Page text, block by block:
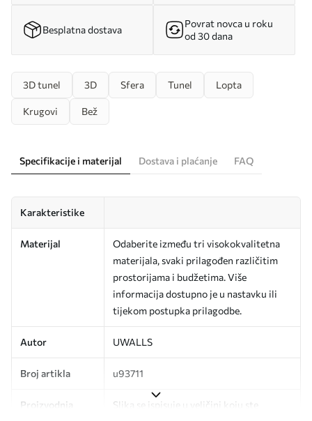
Besplatna dostava
Povrat novca u roku
od 30 dana
3D tunel 3D Sfera Tunel Lopta
Krugovi Bež
Specifikacije i materijal Dostava i plaćanje FAQ
Karakteristike
Materijal
Odaberite između tri visokokvalitetna
materijala, svaki prilagođen različitim
prostorijama i budžetima. Više
informacija dostupno je u nastavku ili
tijekom postupka prilagodbe.
Autor UWALLS
Broj artikla u93711
Proizvodnja
Slika se ispisuje u veličini koju ste